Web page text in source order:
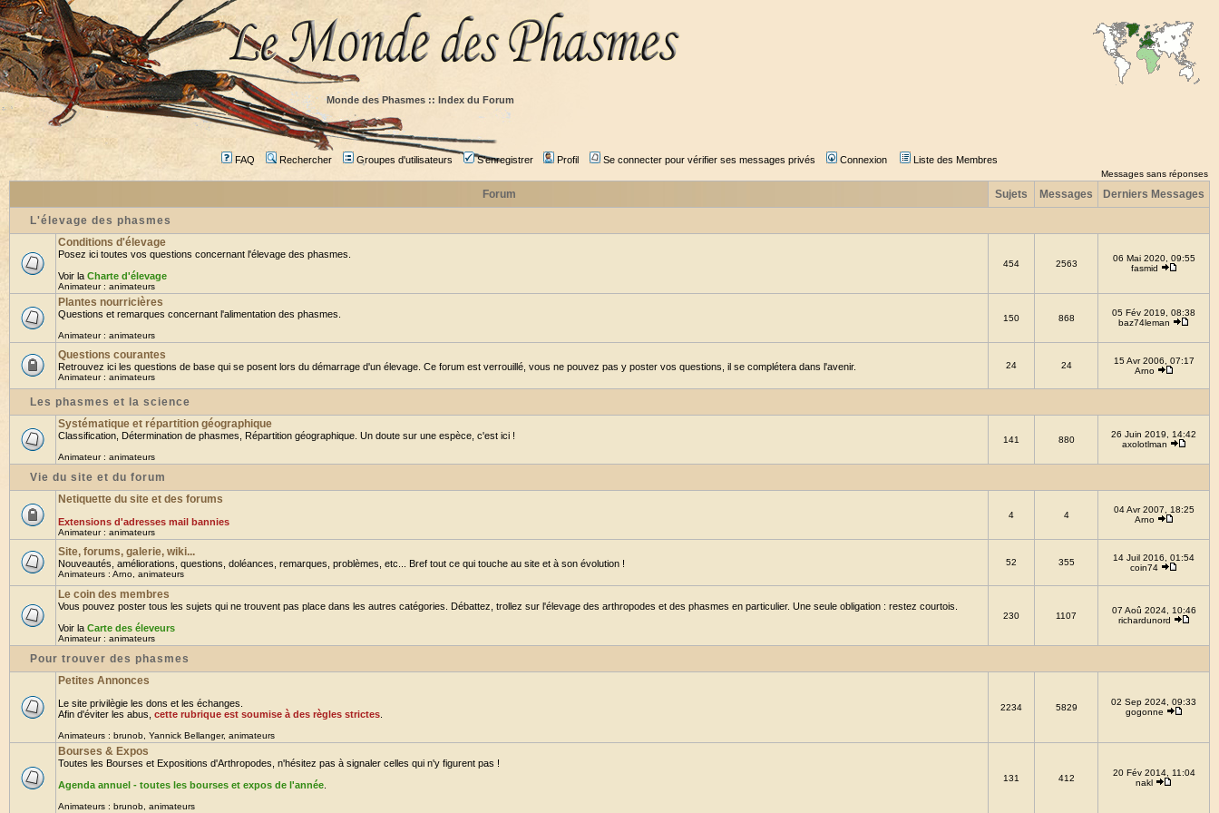
Monde des Phasmes :: Index du Forum
FAQ Rechercher Groupes d'utilisateurs S'enregistrer Profil Se connecter pour vérifier ses messages privés Connexion Liste des Membres
Messages sans réponses
Forum Sujets Messages Derniers Messages
L'élevage des phasmes
Conditions d'élevage
Posez ici toutes vos questions concernant l'élevage des phasmes.
Voir la Charte d'élevage
Animateur : animateurs
454 2563
06 Mai 2020, 09:55
fasmid
Plantes nourricières
Questions et remarques concernant l'alimentation des phasmes.
Animateur : animateurs
150 868
05 Fév 2019, 08:38
baz74leman
Questions courantes
Retrouvez ici les questions de base qui se posent lors du démarrage d'un élevage. Ce forum est verrouillé, vous ne pouvez pas y poster vos questions, il se complétera dans l'avenir.
Animateur : animateurs
24 24
15 Avr 2006, 07:17
Arno
Les phasmes et la science
Systématique et répartition géographique
Classification, Détermination de phasmes, Répartition géographique. Un doute sur une espèce, c'est ici !
Animateur : animateurs
141 880
26 Juin 2019, 14:42
axolotlman
Vie du site et du forum
Netiquette du site et des forums
Extensions d'adresses mail bannies
Animateur : animateurs
4 4
04 Avr 2007, 18:25
Arno
Site, forums, galerie, wiki...
Nouveautés, améliorations, questions, doléances, remarques, problèmes, etc... Bref tout ce qui touche au site et à son évolution !
Animateurs : Arno animateurs
52 355
14 Juil 2016, 01:54
coin74
Le coin des membres
Vous pouvez poster tous les sujets qui ne trouvent pas place dans les autres catégories. Débattez, trollez sur l'élevage des arthropodes et des phasmes en particulier. Une seule obligation : restez courtois.
Voir la Carte des éleveurs
Animateur : animateurs
230 1107
07 Aoû 2024, 10:46
richardunord
Pour trouver des phasmes
Petites Annonces
Le site privilègie les dons et les échanges.
Afin d'éviter les abus, cette rubrique est soumise à des règles strictes
Animateurs : brunob Yannick Bellanger, animateurs
2234 5829
02 Sep 2024, 09:33
gogonne
Bourses & Expos
Toutes les Bourses et Expositions d'Arthropodes, n'hésitez pas à signaler celles qui n'y figurent pas !
Agenda annuel - toutes les bourses et expos de l'année
Animateurs : brunob animateurs
131 412
20 Fév 2014, 11:04
nakl